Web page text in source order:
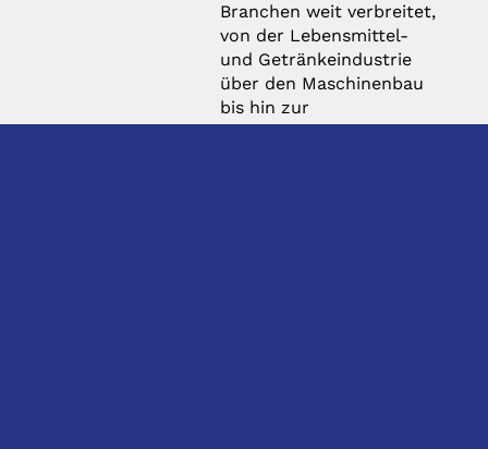
Branchen weit verbreitet,
von der Lebensmittel-
und Getränkeindustrie
über den Maschinenbau
bis hin zur